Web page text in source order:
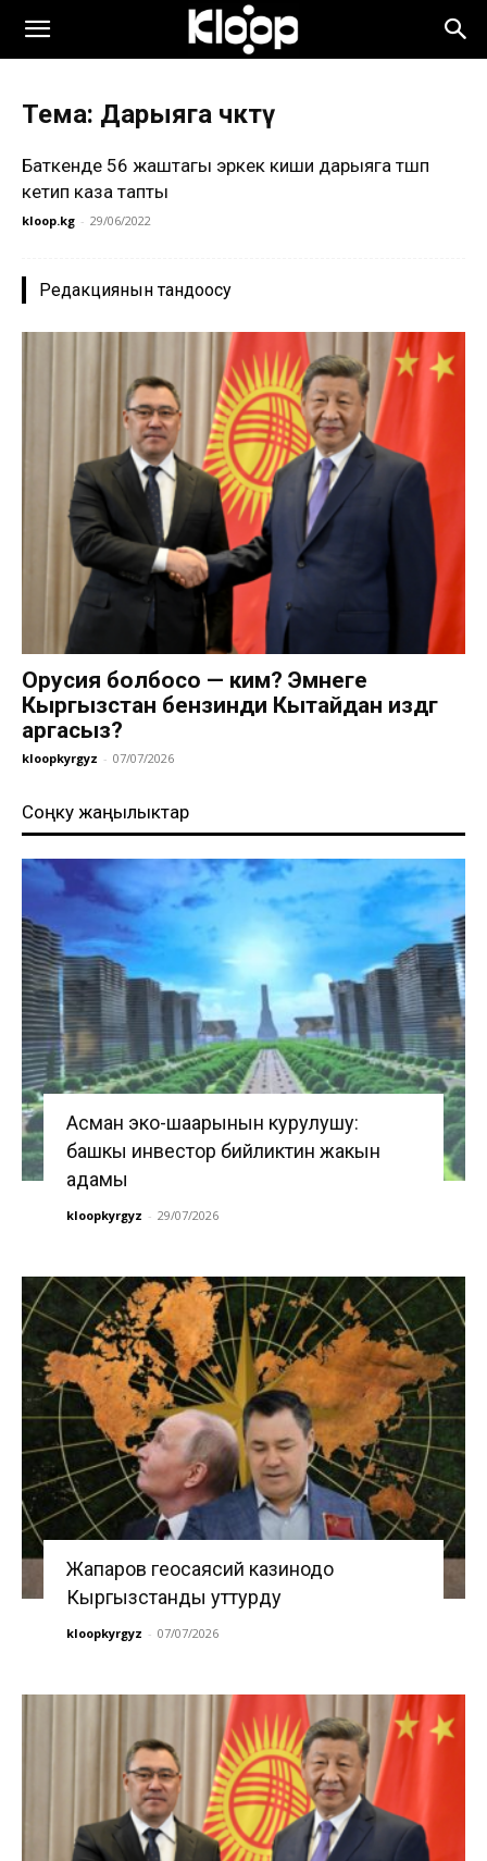
Тема: Дарыяга чөктү
Баткенде 56 жаштагы эркек киши дарыяга түшүп
кетип каза тапты
kloop.kg - 29/06/2022
Редакциянын тандоосу
Орусия болбосо — ким? Эмнеге
Кыргызстан бензинди Кытайдан издөөгө
аргасыз?
kloopkyrgyz - 07/07/2026
Соңку жаңылыктар
Асман эко-шаарынын курулушу:
башкы инвестор бийликтин жакын
адамы
kloopkyrgyz - 29/07/2026
Жапаров геосаясий казинодо
Кыргызстанды уттурду
kloopkyrgyz - 07/07/2026